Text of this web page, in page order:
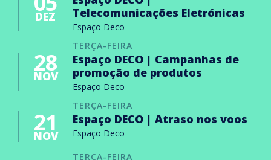
DEZ
Telecomunicações Eletrónicas
Espaço Deco
TERÇA-FEIRA
28
NOV
Espaço DECO | Campanhas de
promoção de produtos
Espaço Deco
TERÇA-FEIRA
21
NOV
Espaço DECO | Atraso nos voos
Espaço Deco
TERÇA-FEIRA